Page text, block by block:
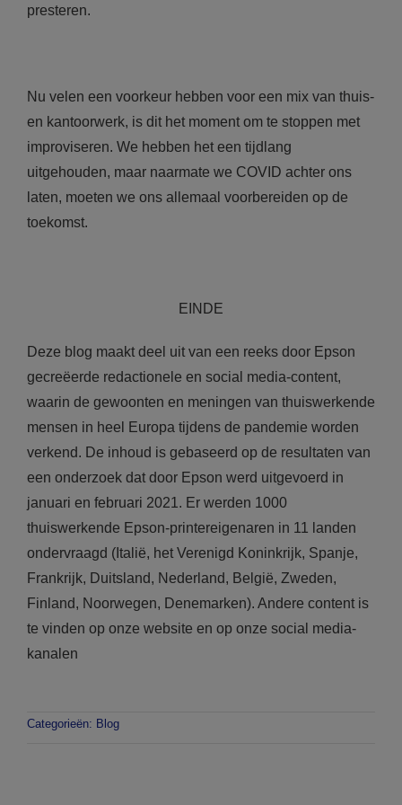
presteren.
Nu velen een voorkeur hebben voor een mix van thuis-
en kantoorwerk, is dit het moment om te stoppen met
improviseren. We hebben het een tijdlang
uitgehouden, maar naarmate we COVID achter ons
laten, moeten we ons allemaal voorbereiden op de
toekomst.
EINDE
Deze blog maakt deel uit van een reeks door Epson
gecreëerde redactionele en social media-content,
waarin de gewoonten en meningen van thuiswerkende
mensen in heel Europa tijdens de pandemie worden
verkend. De inhoud is gebaseerd op de resultaten van
een onderzoek dat door Epson werd uitgevoerd in
januari en februari 2021. Er werden 1000
thuiswerkende Epson-printereigenaren in 11 landen
ondervraagd (Italië, het Verenigd Koninkrijk, Spanje,
Frankrijk, Duitsland, Nederland, België, Zweden,
Finland, Noorwegen, Denemarken). Andere content is
te vinden op onze website en op onze social media-
kanalen
Categorieën: Blog